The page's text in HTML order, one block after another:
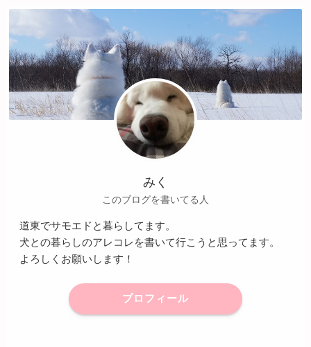
みく
このブログを書いてる人
道東でサモエドと暮らしてます。
犬との暮らしのアレコレを書いて行こうと思ってます。
よろしくお願いします！
プロフィール